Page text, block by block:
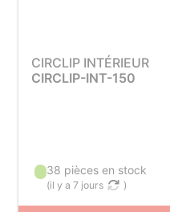
CIRCLIP INTÉRIEUR
CIRCLIP-INT-150
38 pièces en stock
(il y a 7 jours )